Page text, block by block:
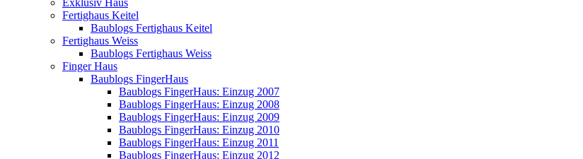
Exklusiv Haus
Fertighaus Keitel
Baublogs Fertighaus Keitel
Fertighaus Weiss
Baublogs Fertighaus Weiss
Finger Haus
Baublogs FingerHaus
Baublogs FingerHaus: Einzug 2007
Baublogs FingerHaus: Einzug 2008
Baublogs FingerHaus: Einzug 2009
Baublogs FingerHaus: Einzug 2010
Baublogs FingerHaus: Einzug 2011
Baublogs FingerHaus: Einzug 2012